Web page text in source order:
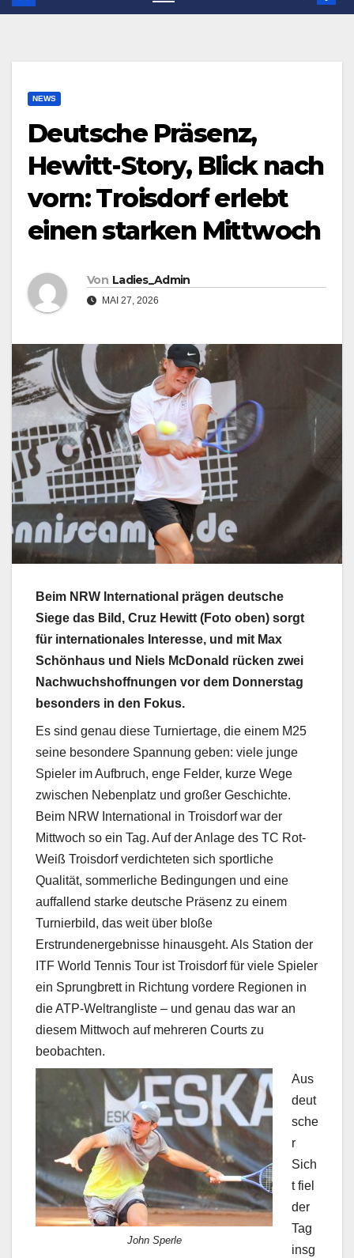
NEWS
Deutsche Präsenz,
Hewitt-Story, Blick nach
vorn: Troisdorf erlebt
einen starken Mittwoch
Von Ladies_Admin
MAI 27, 2026
Beim NRW International prägen deutsche
Siege das Bild, Cruz Hewitt (Foto oben) sorgt
für internationales Interesse, und mit Max
Schönhaus und Niels McDonald rücken zwei
Nachwuchshoffnungen vor dem Donnerstag
besonders in den Fokus.
Es sind genau diese Turniertage, die einem M25
seine besondere Spannung geben: viele junge
Spieler im Aufbruch, enge Felder, kurze Wege
zwischen Nebenplatz und großer Geschichte.
Beim NRW International in Troisdorf war der
Mittwoch so ein Tag. Auf der Anlage des TC Rot-
Weiß Troisdorf verdichteten sich sportliche
Qualität, sommerliche Bedingungen und eine
auffallend starke deutsche Präsenz zu einem
Turnierbild, das weit über bloße
Erstrundenergebnisse hinausgeht. Als Station der
ITF World Tennis Tour ist Troisdorf für viele Spieler
ein Sprungbrett in Richtung vordere Regionen in
die ATP-Weltrangliste – und genau das war an
diesem Mittwoch auf mehreren Courts zu
beobachten.
John Sperle
Aus
deut
sche
r
Sich
t fiel
der
Tag
insg